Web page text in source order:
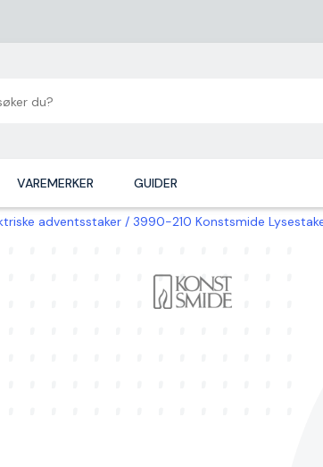
VAREMERKER GUIDER
adventsstaker 3990-210 Konstsmide